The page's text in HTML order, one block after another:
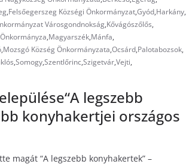
,Felsőegerszeg Községi Önkormányzat,Gyód,Harkány,
Városgondnokság,Kővágószőlős,
,Magyarszék,Mánfa,
,Mozsgó Község Önkormányzata,Ocsárd,Palotabozsok,
,Somogy,Szentlőrinc,Szigetvár,Vejti,
legszebb
konyhakertjei országos
magát “A legszebb konyhakertek” –